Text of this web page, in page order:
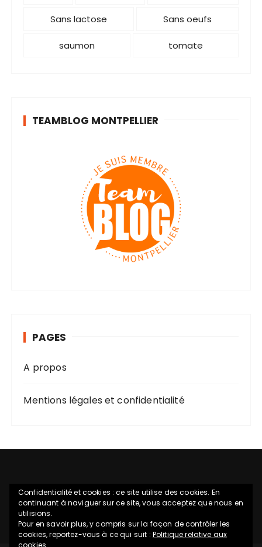
Sans lactose Sans oeufs
saumon tomate
TEAMBLOG MONTPELLIER
PAGES
A propos
Mentions légales et confidentialité
Confidentialité et cookies : ce site utilise des cookies. En
continuant à naviguer sur ce site, vous acceptez que nous en
utilisions.
Pour en savoir plus, y compris sur la façon de contrôler les
cookies, reportez-vous à ce qui suit : Politique relative aux
cookies